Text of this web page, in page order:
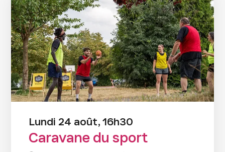
Lundi 24 août, 16h30
Caravane du sport